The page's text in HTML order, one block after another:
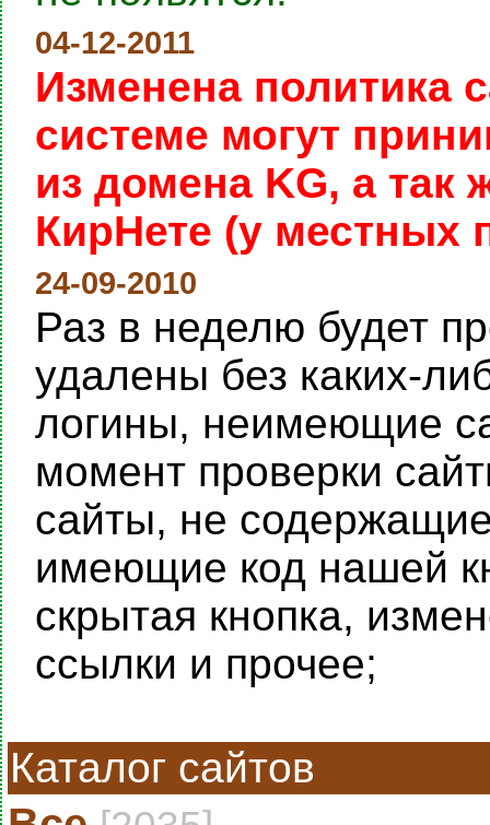
04-12-2011
Изменена политика
системе могут
из домена KG, а
КирНете (у местных
24-09-2010
Раз в неделю будет
удалены без каких-
логины, неимеющие
момент проверки
сайты, не
имеющие код нашей
скрытая кнопка,
ссылки и прочее;
Каталог сайтов